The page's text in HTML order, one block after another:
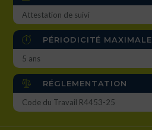
Attestation de suivi
PÉRIODICITÉ MAXIMALE
5 ans
RÉGLEMENTATION
Code du Travail R4453-25